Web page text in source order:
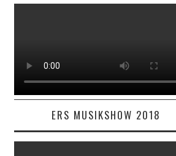
ERS MUSIKSHOW 2018